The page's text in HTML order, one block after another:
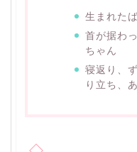
生まれた
首が据わ
ちゃん
寝返り、
り立ち、